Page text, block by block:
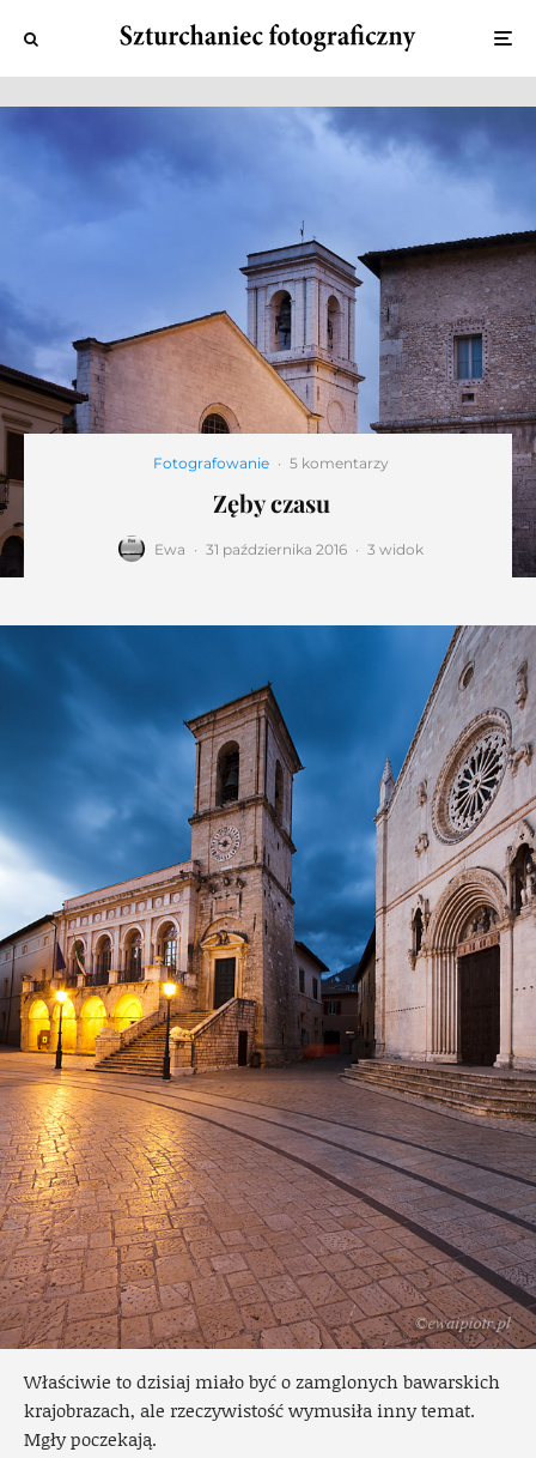
Fotografowanie · 5 komentarzy
Zęby czasu
Ewa · 31 października 2016 · 3 widok
Właściwie to dzisiaj miało być o zamglonych bawarskich
krajobrazach, ale rzeczywistość wymusiła inny temat.
Mgły poczekają.